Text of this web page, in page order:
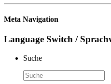
Meta Navigation
Language Switch /
Suche